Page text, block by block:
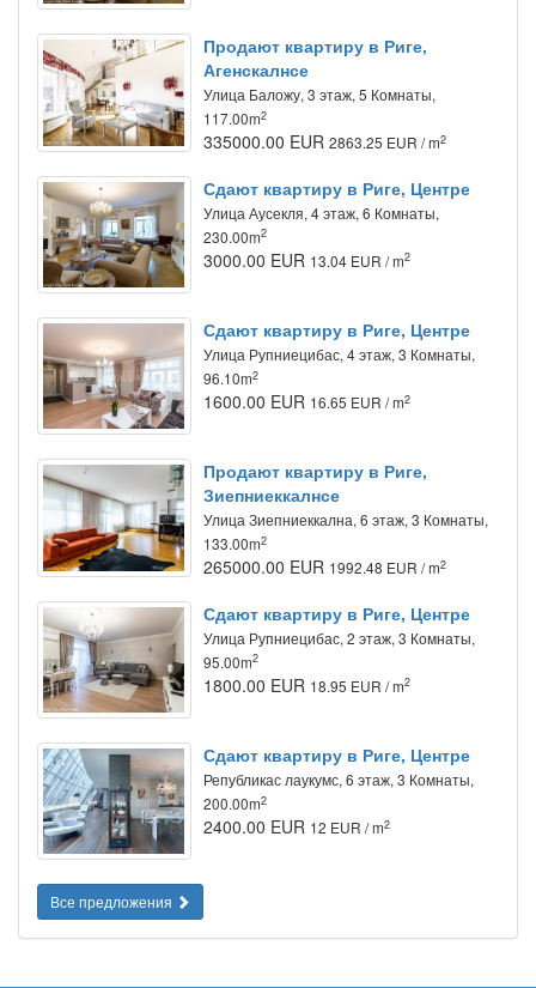
Продают квартиру в Риге,
Агенскалнсе
Улица Баложу, 3 этаж, 5 Комнаты,
117.00m2
335000.00 EUR 2863.25 EUR / m2
Сдают квартиру в Риге, Центре
Улица Аусекля, 4 этаж, 6 Комнаты,
230.00m2
3000.00 EUR 13.04 EUR / m2
Сдают квартиру в Риге, Центре
Улица Рупниецибас, 4 этаж, 3 Комнаты,
96.10m2
1600.00 EUR 16.65 EUR / m2
Продают квартиру в Риге,
Зиепниеккалнсе
Улица Зиепниеккална, 6 этаж, 3 Комнаты,
133.00m2
265000.00 EUR 1992.48 EUR / m2
Сдают квартиру в Риге, Центре
Улица Рупниецибас, 2 этаж, 3 Комнаты,
95.00m2
1800.00 EUR 18.95 EUR / m2
Сдают квартиру в Риге, Центре
Републикас лаукумс, 6 этаж, 3 Комнаты,
200.00m2
2400.00 EUR 12 EUR / m2
Все предложения